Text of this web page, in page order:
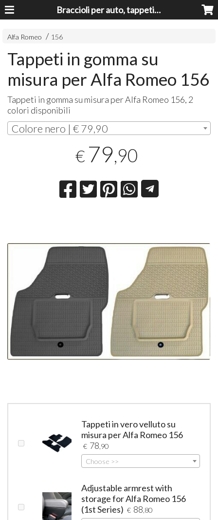
Braccioli per auto, tappeti auto, accessori auto MADE IN ITALY - Armrests, Mittelarmlehnen, Accoundoirs
Alfa Romeo 156
Tappeti in gomma su
misura per Alfa Romeo 156
Tappeti in gomma su misura per Alfa Romeo 156, 2
colori disponibili
Colore nero | € 79,90
€ 79,90
Tappeti in vero velluto su
misura per Alfa Romeo 156
€ 78 ,90
Choose >>
Adjustable armrest with
storage for Alfa Romeo 156
(1st Series) € 88 ,80